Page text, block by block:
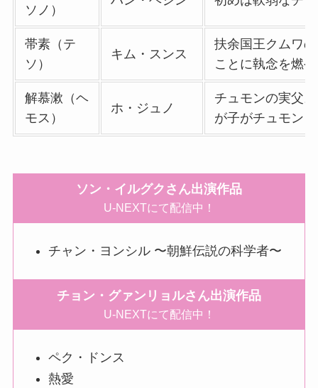
ソノ）
帯素（テ
ソ）
キム・スンス
扶余国王クムワ
ことに執念を燃
解慕漱（ヘ
モス）
ホ・ジュノ
チュモンの実父
が子がチュモン
ソン・イルグクさん出演作品
U-NEXTにて配信中！
チャン・ヨンシル 〜朝鮮伝説の科学者〜
チョン・グァンリョルさん出演作品
U-NEXTにて配信中！
ペク・ドンス
熱愛